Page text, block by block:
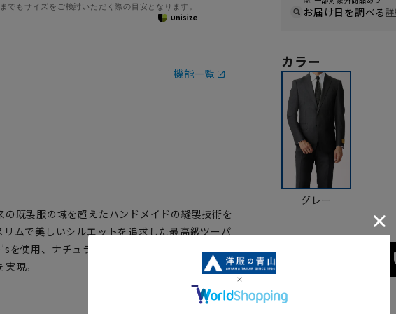
でもサイズをご検討いただく際の目安となります。
機能一覧
既製服の域を超えたハンドメイドの縫製技術を
ムで美しいシルエットを追求した最高級ツーパ
を使用、ナチュラルな伸縮性と滑らかな肌触りを
現。
お届け日を調べる詳
カラー
グレー
サイズ